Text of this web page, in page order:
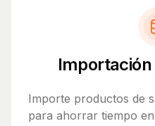
Importe productos de
para ahorrar tiempo